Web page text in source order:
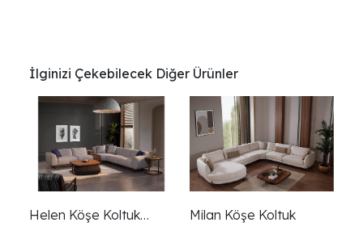
İlginizi Çekebilecek Diğer Ürünler
Helen Köşe Koltuk
Milan Köşe Koltuk